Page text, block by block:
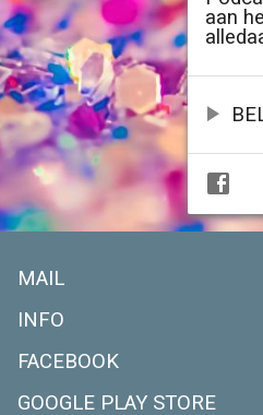
aan
MAIL
INFO
FACEBOOK
GOOGLE PLAY STORE